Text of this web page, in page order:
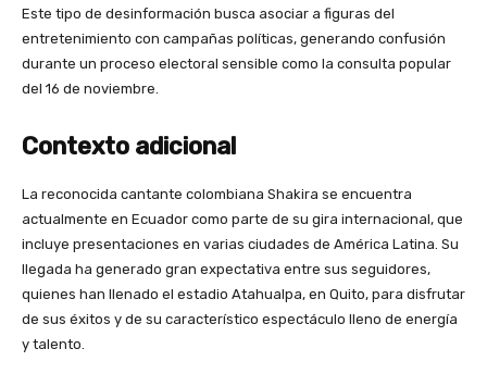
Este tipo de desinformación busca asociar a figuras del
entretenimiento con campañas políticas, generando confusión
durante un proceso electoral sensible como la consulta popular
del 16 de noviembre.
Contexto adicional
La reconocida cantante colombiana Shakira se encuentra
actualmente en Ecuador como parte de su gira internacional, que
incluye presentaciones en varias ciudades de América Latina. Su
llegada ha generado gran expectativa entre sus seguidores,
quienes han llenado el estadio Atahualpa, en Quito, para disfrutar
de sus éxitos y de su característico espectáculo lleno de energía
y talento.